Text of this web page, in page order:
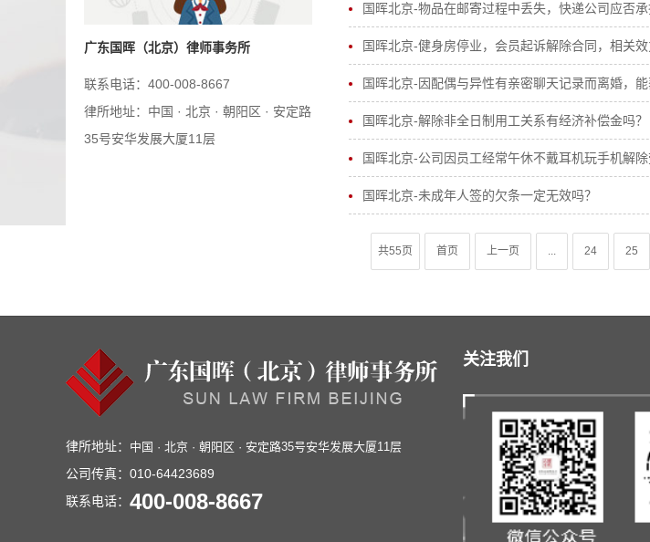
广东国晖（北京）律师事务所
联系电话：400-008-8667
律所地址：中国 · 北京 · 朝阳区 · 安定路
35号安华发展大厦11层
国晖北京-物品在邮寄过程中丢失，快递公司应否承
国晖北京-健身房停业，会员起诉解除合同，相关效
国晖北京-因配偶与异性有亲密聊天记录而离婚，能
国晖北京-解除非全日制用工关系有经济补偿金吗？
国晖北京-公司因员工经常午休不戴耳机玩手机解
国晖北京-未成年人签的欠条一定无效吗？
共55页 首页 上一页 ... 24 25
律所地址： 中国 · 北京 · 朝阳区 · 安定路35号安华发展大厦11层
公司传真： 010-64423689
联系电话： 400-008-8667
关注我们